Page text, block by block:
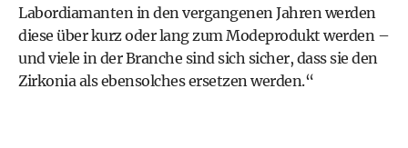
Labordiamanten in den vergangenen Jahren werden
diese über kurz oder lang zum Modeprodukt werden –
und viele in der Branche sind sich sicher, dass sie den
Zirkonia als ebensolches ersetzen werden.“